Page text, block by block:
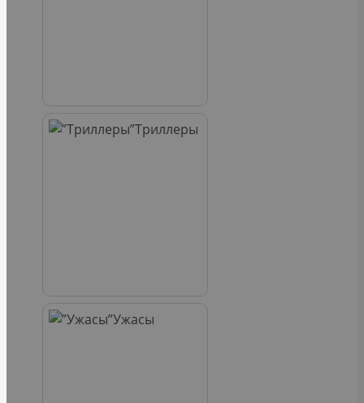
Триллеры
Ужасы